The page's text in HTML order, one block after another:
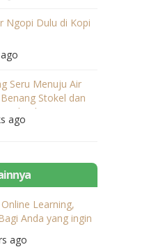
Ngopi Dulu di Kopi
Seru Menuju Air
Stokel dan
Kelambu
ago
Learning,
Anda yang ingin
ago